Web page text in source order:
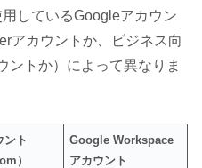
しているGoogleアカウン
アカウントか、ビジネス向
ントか）によって異なりま
ント
）
Google Workspace
アカウント